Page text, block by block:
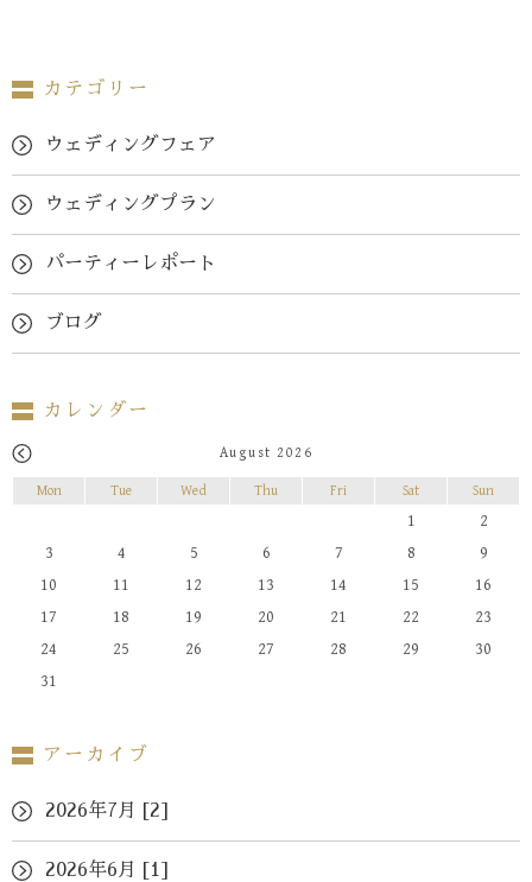
カテゴリー
ウェディングフェア
ウェディングプラン
パーティーレポート
ブログ
カレンダー
August 2026
Mon Tue Wed Thu Fri Sat Sun
1
2
3
4 5 6 7 8
9
10
11 12 13 14 15
16
17
18 19 20 21 22
23
24
25 26 27 28 29
30
31
アーカイブ
2026年7月 [2]
2026年6月 [1]